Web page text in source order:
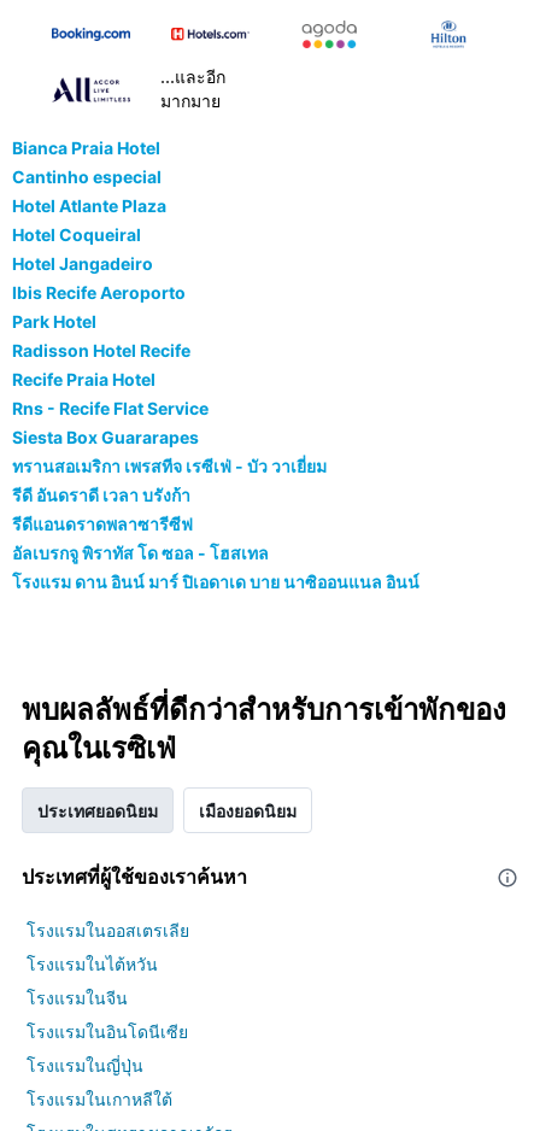
...และอีก
มากมาย
Bianca Praia Hotel
Cantinho especial
Hotel Atlante Plaza
Hotel Coqueiral
Hotel Jangadeiro
Ibis Recife Aeroporto
Park Hotel
Radisson Hotel Recife
Recife Praia Hotel
Rns - Recife Flat Service
Siesta Box Guararapes
ทรานสอเมริกา เพรสทีจ เรซีเฟ่ - บัว วาเยี่ยม
รีดี อันดราดี เวลา บรังก้า
รีดีแอนดราดพลาซารีซีฟ
อัลเบรกจู พิราทัส โด ซอล - โฮสเทล
โรงแรม ดาน อินน์ มาร์ ปิเอดาเด บาย นาซิออนแนล อินน์
พบผลลัพธ์ที่ดีกว่าสำหรับการเข้าพักของ
คุณในเรซิเฟ่
ประเทศยอดนิยม เมืองยอดนิยม
ประเทศที่ผู้ใช้ของเราค้นหา
โรงแรมในออสเตรเลีย
โรงแรมในไต้หวัน
โรงแรมในจีน
โรงแรมในอินโดนีเซีย
โรงแรมในญี่ปุ่น
โรงแรมในเกาหลีใต้